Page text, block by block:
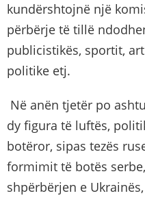
kundërshtojnë një
përbërje të tillë
publicistikës, sportit,
politike etj.
Në anën tjetër po
dy figura të luftës,
botëror, sipas tezës
formimit të botës
shpërbërjen e